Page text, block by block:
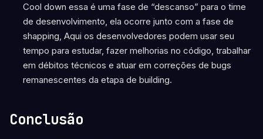
Cool down essa é uma fase de “descanso” para o time
de desenvolvimento, ela ocorre junto com a fase de
shapping, Aqui os desenvolvedores podem usar seu
tempo para estudar, fazer melhorias no código, trabalhar
em débitos técnicos e atuar em correções de bugs
remanescentes da etapa de building.
Conclusão